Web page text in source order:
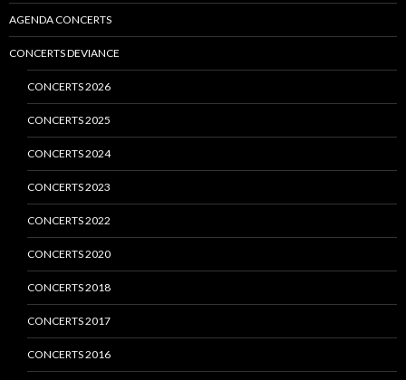
AGENDA CONCERTS
CONCERTS DEVIANCE
CONCERTS 2026
CONCERTS 2025
CONCERTS 2024
CONCERTS 2023
CONCERTS 2022
CONCERTS 2020
CONCERTS 2018
CONCERTS 2017
CONCERTS 2016